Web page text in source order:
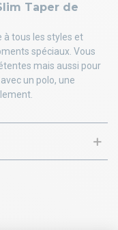
Taper de
à tous les styles et
spéciaux. Vous
mais aussi pour
un polo, une